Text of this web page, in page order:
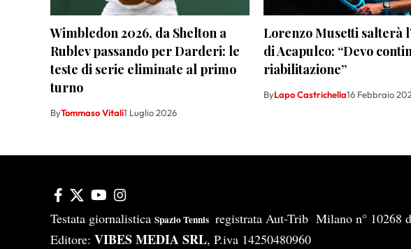
Wimbledon 2026, da Shelton a
Rublev passando per Darderi: le
teste di serie eliminate al primo
turno
ByTommaso Vitali1 Luglio 2026
Lorenzo Musetti salterà
di Acapulco: “Devo
riabilitazione”
ByLapo Castrichella16 Febbraio
Testata giornalistica Spazio Tennis registrata Aut-Trib Milano n° 10268
Editore: VIBES MEDIA SRL, P.iva 14250480960